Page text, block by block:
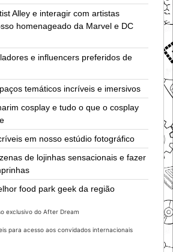
Alley e interagir com artistas
homenageado da Marvel e DC
e influencers preferidos de
temáticos incríveis e imersivos
cosplay e tudo o que o cosplay
em nosso estúdio fotográfico
de lojinhas sensacionais e fazer
food park geek da região
exclusivo do After Dream
para acesso aos convidados internacionais